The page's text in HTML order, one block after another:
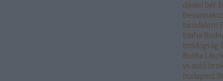
dániel bér
birodalom
blaha
boldogság
Botka
vs autó
budapest